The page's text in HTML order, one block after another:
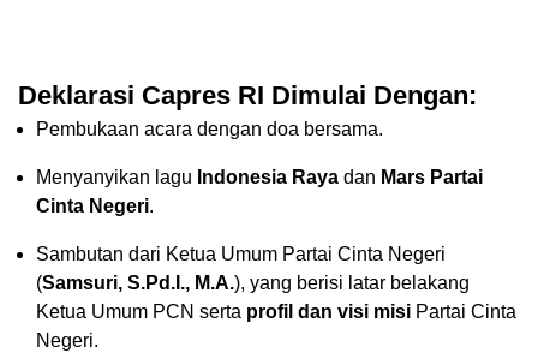
Deklarasi Capres RI Dimulai Dengan:
Pembukaan acara dengan doa bersama.
Menyanyikan lagu Indonesia Raya dan Mars Partai
Cinta Negeri.
Sambutan dari Ketua Umum Partai Cinta Negeri
(Samsuri, S.Pd.I., M.A.), yang berisi latar belakang
Ketua Umum PCN serta profil dan visi misi Partai Cinta
Negeri.